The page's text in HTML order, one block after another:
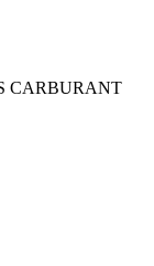
CARBURANT